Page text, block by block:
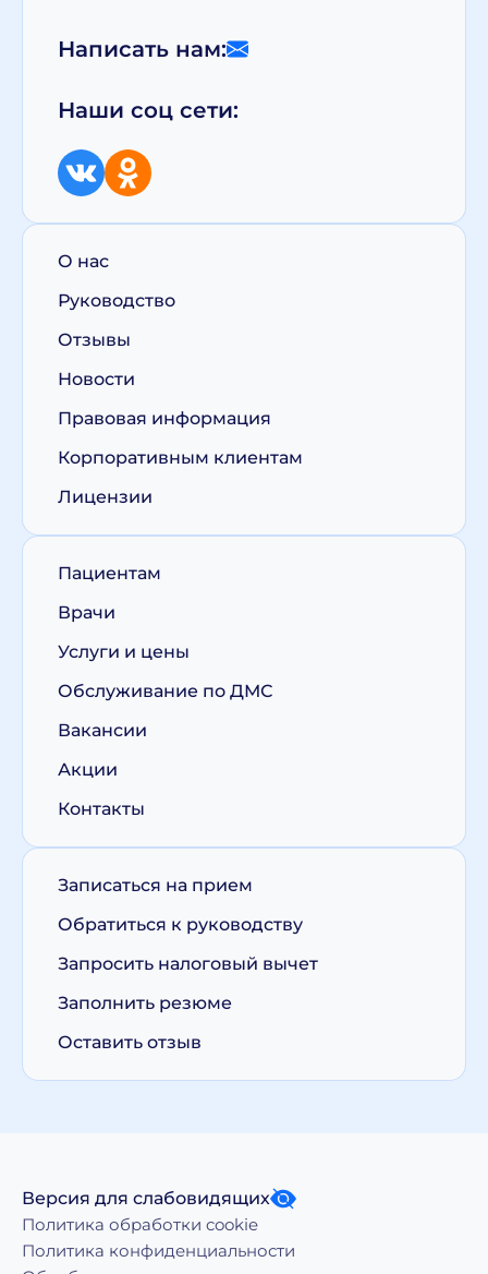
Написать нам:
Наши соц сети:
О нас
Руководство
Отзывы
Новости
Правовая информация
Корпоративным клиентам
Лицензии
Пациентам
Врачи
Услуги и цены
Обслуживание по ДМС
Вакансии
Акции
Контакты
Записаться на прием
Обратиться к руководству
Запросить налоговый вычет
Заполнить резюме
Оставить отзыв
Версия для слабовидящих
Политика обработки cookie
Политика конфиденциальности